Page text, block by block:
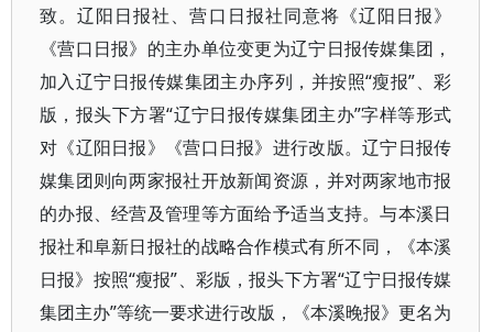
致。辽阳日报社、营口日报社同意将《辽阳日报》
《营口日报》的主办单位变更为辽宁日报传媒集团，
加入辽宁日报传媒集团主办序列，并按照“瘦报”、彩
版，报头下方署“辽宁日报传媒集团主办”字样等形式
对《辽阳日报》《营口日报》进行改版。辽宁日报传
媒集团则向两家报社开放新闻资源，并对两家地市报
的办报、经营及管理等方面给予适当支持。与本溪日
报社和阜新日报社的战略合作模式有所不同，《本溪
日报》按照“瘦报”、彩版，报头下方署“辽宁日报传媒
集团主办”等统一要求进行改版，《本溪晚报》更名为